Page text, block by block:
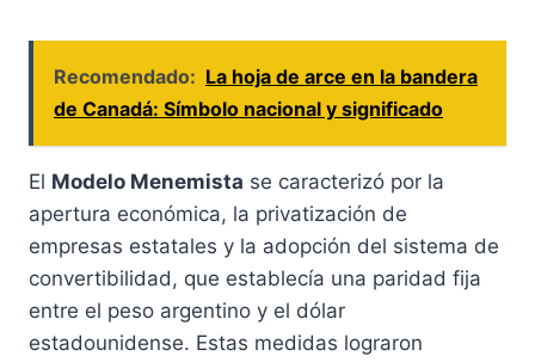
Recomendado: La hoja de arce en la bandera
de Canadá: Símbolo nacional y significado
El Modelo Menemista se caracterizó por la
apertura económica, la privatización de
empresas estatales y la adopción del sistema de
convertibilidad, que establecía una paridad fija
entre el peso argentino y el dólar
estadounidense. Estas medidas lograron